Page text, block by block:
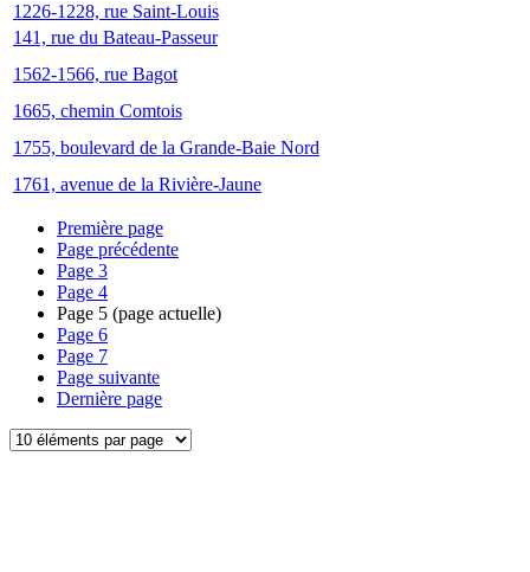
1226-1228, rue Saint-Louis
141, rue du Bateau-Passeur
1562-1566, rue Bagot
1665, chemin Comtois
1755, boulevard de la Grande-Baie Nord
1761, avenue de la Rivière-Jaune
Première page
Page précédente
Page 3
Page 4
Page 5 (page actuelle)
Page 6
Page 7
Page suivante
Dernière page